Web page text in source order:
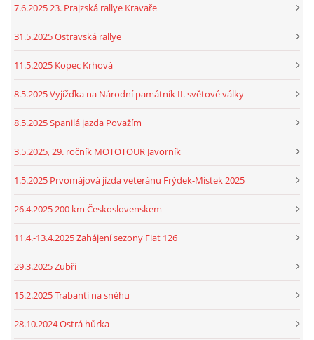
7.6.2025 23. Prajzská rallye Kravaře
31.5.2025 Ostravská rallye
11.5.2025 Kopec Krhová
8.5.2025 Vyjížďka na Národní památník II. světové války
8.5.2025 Spanilá jazda Považím
3.5.2025, 29. ročník MOTOTOUR Javorník
1.5.2025 Prvomájová jízda veteránu Frýdek-Místek 2025
26.4.2025 200 km Československem
11.4.-13.4.2025 Zahájení sezony Fiat 126
29.3.2025 Zubři
15.2.2025 Trabanti na sněhu
28.10.2024 Ostrá hůrka